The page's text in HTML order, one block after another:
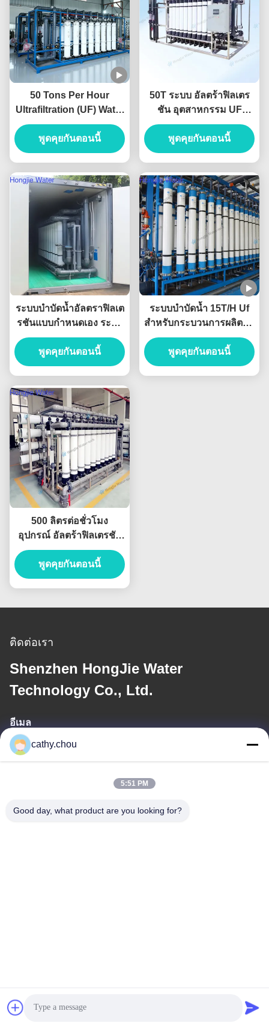
50 Tons Per Hour
Ultrafiltration (UF) Water
Treatment System For
Pretreatment System
พูดคุยกันตอนนี้
50T ระบบ อัลตร้าฟิลเตร
ชัน อุตสาหกรรม UF
หน่วยสําหรับการรักษาน้ํา
พูดคุยกันตอนนี้
ระบบบำบัดน้ำอัลตราฟิลเต
รชันแบบกำหนดเอง ระบบ
กรอง UF 0.25T/H-
1000T/H
พูดคุยกันตอนนี้
ระบบบำบัดน้ำ 15T/H Uf
สำหรับกระบวนการผลิตน้ำ
ผลไม้และเครื่องดื่ม
พูดคุยกันตอนนี้
500 ลิตรต่อชั่วโมง
อุปกรณ์ อัลตร้าฟิลเตรชัน
สําหรับการผลิตยา
พูดคุยกันตอนนี้
ติดต่อเรา
Shenzhen HongJie Water
Technology Co., Ltd.
อีเมล
cathy@szhjwater.com
ที่อยู่
Shenzhen HongJie Water Technology Co., Ltd. สิทธิทั้งหมดถูกเก็บ
cathy.chou
5:51 PM
Good day, what product are you looking for?